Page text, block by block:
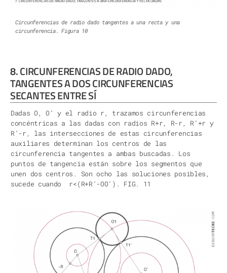
Circunferencias de radio dado tangentes a una recta y una
circunferencia. Figura 10
8. CIRCUNFERENCIAS DE RADIO DADO,
TANGENTES A DOS CIRCUNFERENCIAS
SECANTES ENTRE SÍ
Dadas O, O’ y el radio r, trazamos circunferencias
concéntricas a las dadas con radios R+r, R-r, R’+r y
R’-r, las intersecciones de estas circunferencias
auxiliares determinan los centros de las
circunferencia tangentes a ambas buscadas. Los
puntos de tangencia están sobre los segmentos que
unen dos centros. Son ocho las soluciones posibles,
sucede cuando r<(R+R’-OO’). FIG. 11